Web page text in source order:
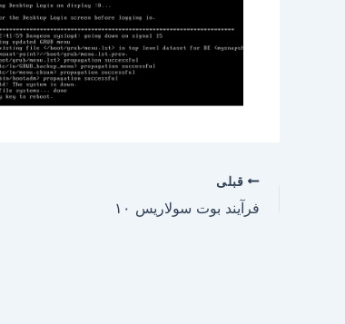
قبلی
فرآیند بوت سولاریس ۱۰